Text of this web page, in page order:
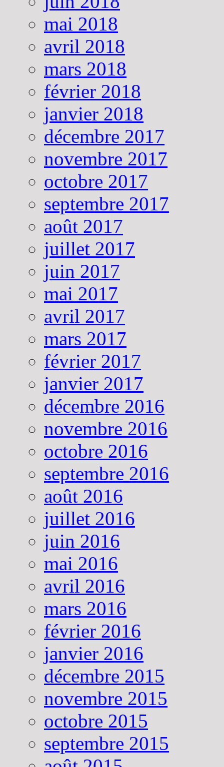
mai 2018
avril 2018
mars 2018
février 2018
janvier 2018
décembre 2017
novembre 2017
octobre 2017
septembre 2017
août 2017
juillet 2017
juin 2017
mai 2017
avril 2017
mars 2017
février 2017
janvier 2017
décembre 2016
novembre 2016
octobre 2016
septembre 2016
août 2016
juillet 2016
juin 2016
mai 2016
avril 2016
mars 2016
février 2016
janvier 2016
décembre 2015
novembre 2015
octobre 2015
septembre 2015